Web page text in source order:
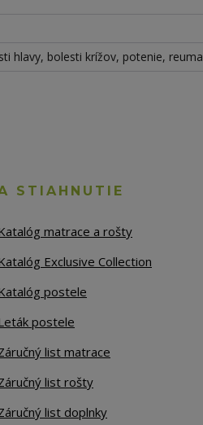
hlavy, bolesti krížov, potenie, reuma
STIAHNUTIE
matrace a rošty
Exclusive Collection
postele
postele
list matrace
list rošty
list doplnky